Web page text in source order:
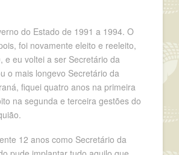
do Estado de 1991 a 1994. O
foi novamente eleito e reeleito,
e eu voltei a ser Secretário da
o mais longevo Secretário da
fiquei quatro anos na primeira
na segunda e terceira gestões do
12 anos como Secretário da